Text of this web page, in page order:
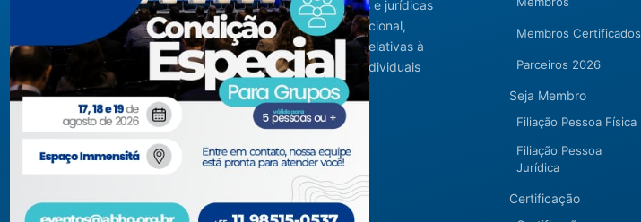
Criada em agosto de 1994, congrega pessoas físicas e jurídicas
com interesses relacionados à área de higiene ocupacional,
tendo sido constituída para fins de estudos e ações relativas à
higiene ocupacional e representação de interesses individuais
ou coletivos dos higienistas.
Acompanhe-nos em nossas redes sociais!
Membros Certificados
Parceiros 2026
Seja Membro
Filiação Pessoa Física
Filiação Pessoa
Jurídica
Certificação